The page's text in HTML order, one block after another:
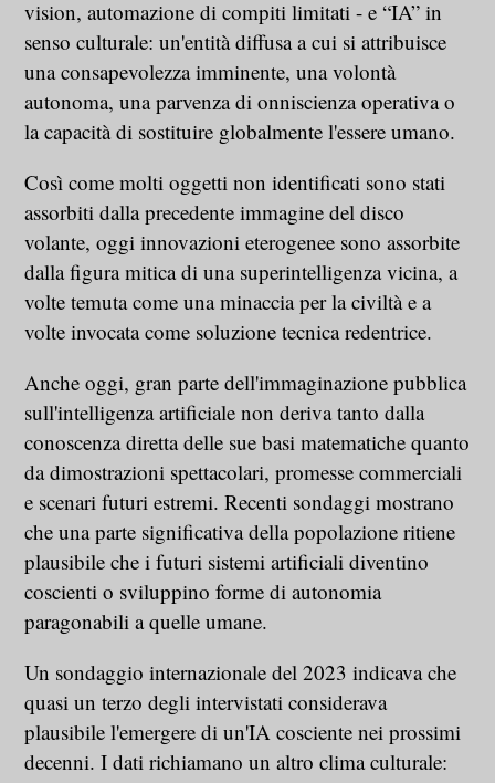
vision, automazione di compiti limitati - e “IA” in
senso culturale: un'entità diffusa a cui si attribuisce
una consapevolezza imminente, una volontà
autonoma, una parvenza di onniscienza operativa o
la capacità di sostituire globalmente l'essere umano.
Così come molti oggetti non identificati sono stati
assorbiti dalla precedente immagine del disco
volante, oggi innovazioni eterogenee sono assorbite
dalla figura mitica di una superintelligenza vicina, a
volte temuta come una minaccia per la civiltà e a
volte invocata come soluzione tecnica redentrice.
Anche oggi, gran parte dell'immaginazione pubblica
sull'intelligenza artificiale non deriva tanto dalla
conoscenza diretta delle sue basi matematiche quanto
da dimostrazioni spettacolari, promesse commerciali
e scenari futuri estremi. Recenti sondaggi mostrano
che una parte significativa della popolazione ritiene
plausibile che i futuri sistemi artificiali diventino
coscienti o sviluppino forme di autonomia
paragonabili a quelle umane.
Un sondaggio internazionale del 2023 indicava che
quasi un terzo degli intervistati considerava
plausibile l'emergere di un'IA cosciente nei prossimi
decenni. I dati richiamano un altro clima culturale: